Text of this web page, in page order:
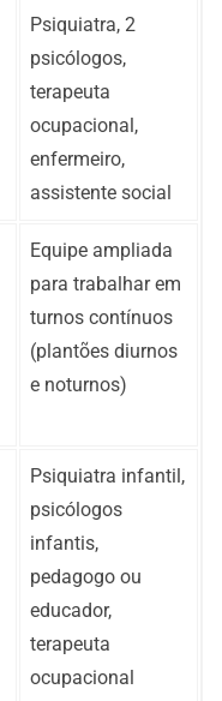
Psiquiatra, 2
psicólogos,
terapeuta
ocupacional,
enfermeiro,
assistente social
Equipe ampliada
para trabalhar em
turnos contínuos
(plantões diurnos
e noturnos)
Psiquiatra infantil,
psicólogos
infantis,
pedagogo ou
educador,
terapeuta
ocupacional